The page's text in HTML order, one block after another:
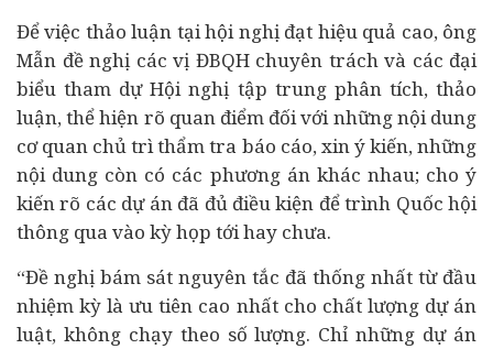
Để việc thảo luận tại hội nghị đạt hiệu quả cao, ông
Mẫn đề nghị các vị ĐBQH chuyên trách và các đại
biểu tham dự Hội nghị tập trung phân tích, thảo
luận, thể hiện rõ quan điểm đối với những nội dung
cơ quan chủ trì thẩm tra báo cáo, xin ý kiến, những
nội dung còn có các phương án khác nhau; cho ý
kiến rõ các dự án đã đủ điều kiện để trình Quốc hội
thông qua vào kỳ họp tới hay chưa.
“Đề nghị bám sát nguyên tắc đã thống nhất từ đầu
nhiệm kỳ là ưu tiên cao nhất cho chất lượng dự án
luật, không chạy theo số lượng. Chỉ những dự án